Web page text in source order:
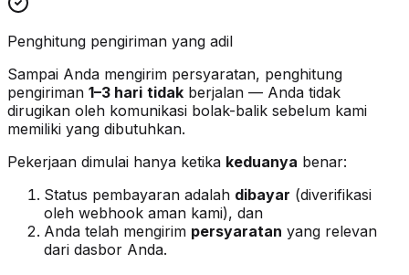
Penghitung pengiriman yang adil
Sampai Anda mengirim persyaratan, penghitung
pengiriman 1–3 hari tidak berjalan — Anda tidak
dirugikan oleh komunikasi bolak-balik sebelum kami
memiliki yang dibutuhkan.
Pekerjaan dimulai hanya ketika keduanya benar:
Status pembayaran adalah dibayar (diverifikasi
oleh webhook aman kami), dan
Anda telah mengirim persyaratan yang relevan
dari dasbor Anda.